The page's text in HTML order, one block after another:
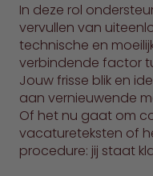
In deze rol
vervullen van
technische en
verbindende factor
Jouw frisse blik en
aan vernieuwende
Of het nu gaat om
vacatureteksten of
procedure: jij staat